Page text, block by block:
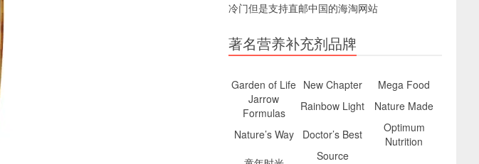
冷门但是支持直邮中国的海淘网站
著名营养补充剂品牌
Garden of Life New Chapter
Mega Food
Jarrow
Formulas
Rainbow Light
Nature Made
Nature’s Way
Doctor’s Best
Optimum
Nutrition
Source